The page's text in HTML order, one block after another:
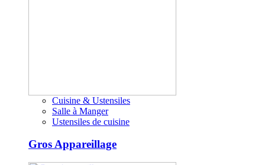
Cuisine & Ustensiles
Salle à Manger
Ustensiles de cuisine
Gros Appareillage